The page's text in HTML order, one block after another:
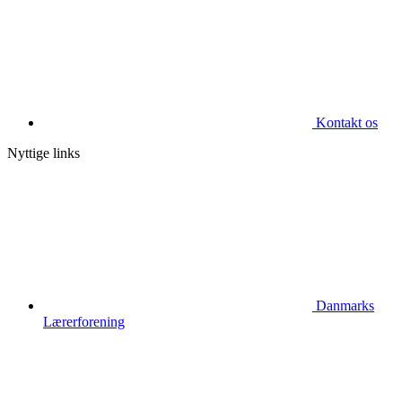
Kontakt os
Nyttige links
Danmarks
Lærerforening